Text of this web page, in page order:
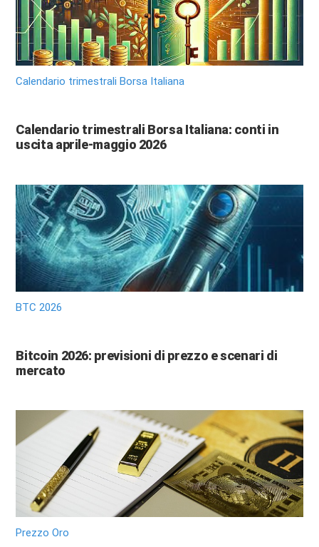
Calendario trimestrali Borsa Italiana
Calendario trimestrali Borsa Italiana: conti in
uscita aprile-maggio 2026
BTC 2026
Bitcoin 2026: previsioni di prezzo e scenari di
mercato
Prezzo Oro